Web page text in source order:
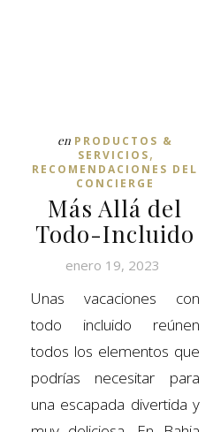
en PRODUCTOS &
SERVICIOS,
RECOMENDACIONES DEL
CONCIERGE
Más Allá del
Todo-Incluido
enero 19, 2023
Unas vacaciones con
todo incluido reúnen
todos los elementos que
podrías necesitar para
una escapada divertida y